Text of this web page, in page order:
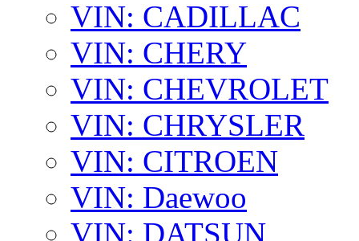
VIN: CADILLAC
VIN: CHERY
VIN: CHEVROLET
VIN: CHRYSLER
VIN: CITROEN
VIN: Daewoo
VIN: DATSUN